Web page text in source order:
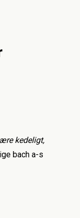
kedeligt,
bach a-s